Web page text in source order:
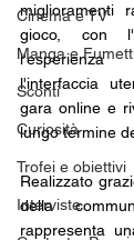
Cinema e TV
Manga e
Sconti
Curiosità
Trofei e obiettivi
Interviste
miglioramenti
gioco, con
l'interfaccia
gara online e
lungo termine
Realizzato
della
rappresenta